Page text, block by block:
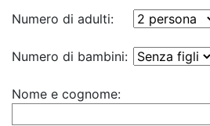
Numero di adulti:
Numero di bambini:
Nome e cognome: